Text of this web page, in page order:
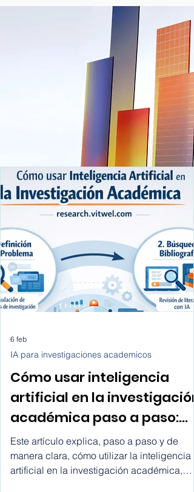
Cómo usar inteligencia
artificial en la investigación
académica paso a paso:
cómo utilizar la inteligencia
Este artículo explica, paso a paso y de
IA para investigaciones academicos